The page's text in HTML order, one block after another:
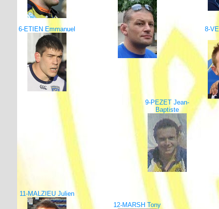
6-ETIEN Emmanuel 8-
9-PEZET Jean-
Baptiste
11-MALZIEU Julien
12-MARSH Tony